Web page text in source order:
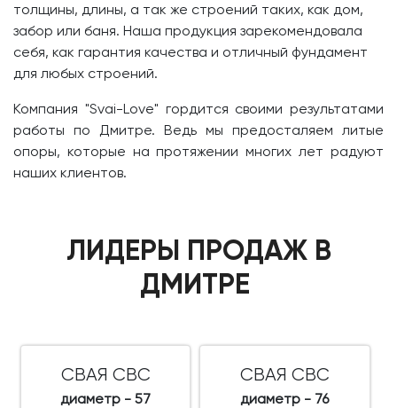
толщины, длины, а так же строений таких, как дом,
забор или баня. Наша продукция зарекомендовала
себя, как гарантия качества и отличный фундамент
для любых строений.
Компания "Svai-Love" гордится своими результатами
работы по Дмитре. Ведь мы предосталяем литые
опоры, которые на протяжении многих лет радуют
наших клиентов.
ЛИДЕРЫ ПРОДАЖ В
ДМИТРЕ
СВАЯ СВС
диаметр - 57
СВАЯ СВС
диаметр - 76